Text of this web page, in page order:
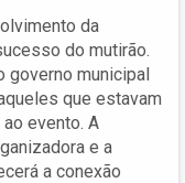
da
do mutirão.
governo municipal
que estavam
evento. A
e a
a conexão